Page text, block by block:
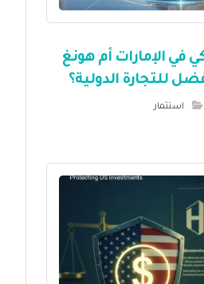
في الإمارات أم هونغ
للتجارة الدولية؟
استثمار